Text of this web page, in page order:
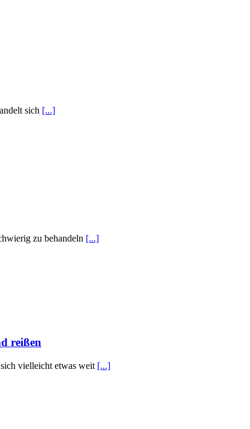
sich [...]
zu behandeln [...]
reißen
vielleicht etwas weit [...]